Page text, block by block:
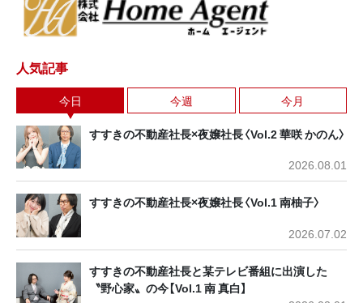
人気記事
今日 今週 今月
すすきの不動産社長×夜嬢社長〈Vol.2 華咲 かのん〉
2026.08.01
すすきの不動産社長×夜嬢社長〈Vol.1 南柚子〉
2026.07.02
すすきの不動産社長と某テレビ番組に出演した
〝野心家〟の今【Vol.1 南 真白】